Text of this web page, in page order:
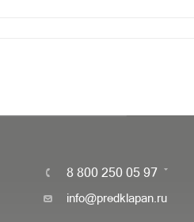
8 800 250 05 97
info@predklapan.ru